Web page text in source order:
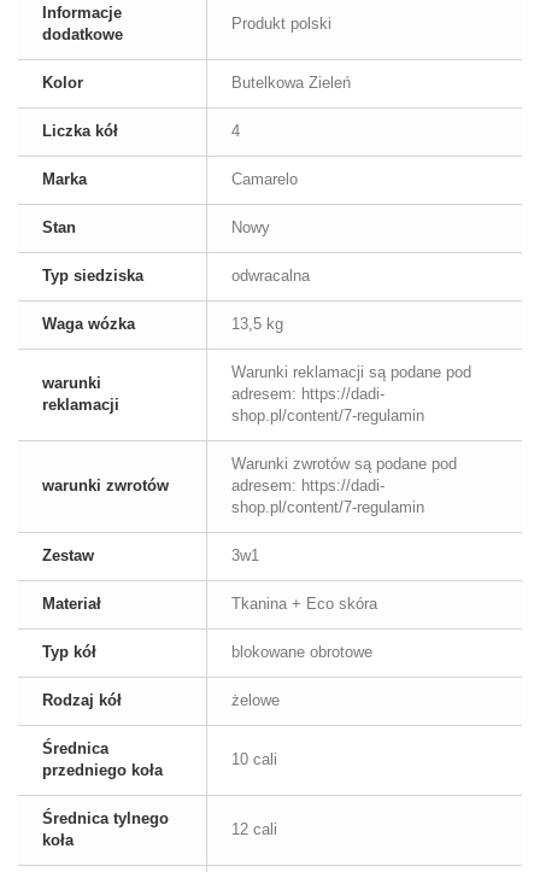
Informacje
dodatkowe
Produkt polski
Kolor Butelkowa Zieleń
Liczka kół 4
Marka Camarelo
Stan Nowy
Typ siedziska odwracalna
Waga wózka 13,5 kg
warunki
reklamacji
Warunki reklamacji są podane pod
adresem: https://dadi-
shop.pl/content/7-regulamin
warunki zwrotów
Warunki zwrotów są podane pod
adresem: https://dadi-
shop.pl/content/7-regulamin
Zestaw 3w1
Materiał Tkanina + Eco skóra
Typ kół blokowane obrotowe
Rodzaj kół żelowe
Średnica
przedniego koła
10 cali
Średnica tylnego
koła
12 cali